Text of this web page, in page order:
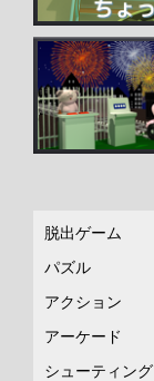
脱出ゲーム
パズル
アクション
アーケード
シューティング